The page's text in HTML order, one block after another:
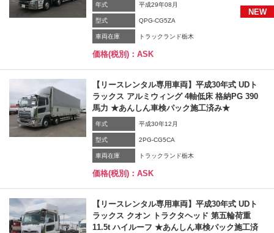
NEW
年式 平成29年08月
型式 QPG-CG5ZA
車両在庫 トラックランド栃木
価格(税別)：ASK
【リースレンタル専用車両】平成30年式 UDト
ラックス アルミウィング 4軸低床 格納PG 390
馬力 ★あんしん車検パック施工済み★
年式 平成30年12月
型式 2PG-CG5CA
車両在庫 トラックランド栃木
価格(税別)：ASK
【リースレンタル専用車両】平成30年式 UDト
ラックス クオン トラクタヘッド 第五輪荷重
11.5t ハイルーフ ★あんしん車検パック施工済